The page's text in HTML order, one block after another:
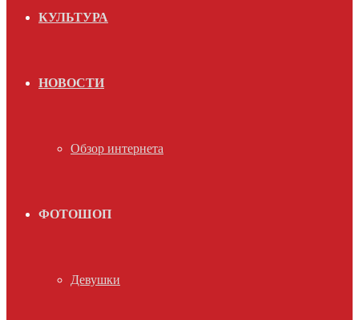
КУЛЬТУРА
НОВОСТИ
Обзор интернета
ФОТОШОП
Девушки